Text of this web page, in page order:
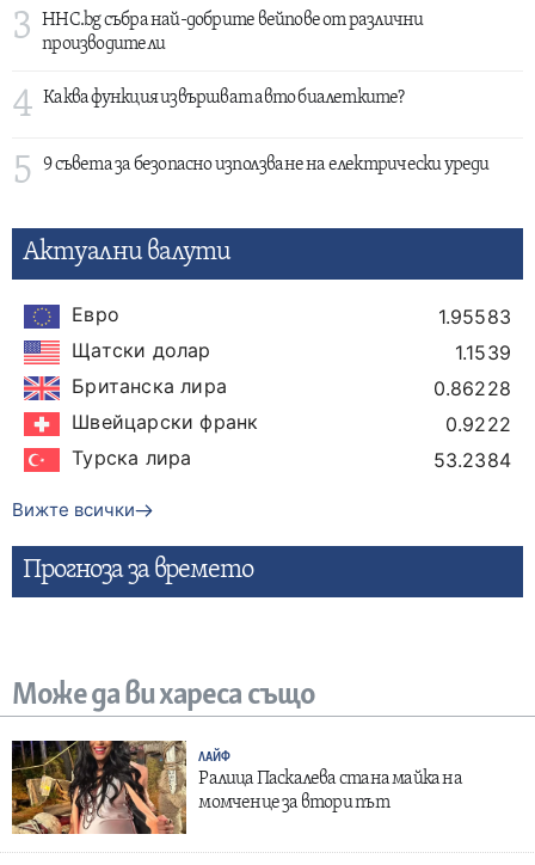
3
HHC.bg събра най-добрите вейпове от различни
производители
4 Каква функция извършват авто биалетките?
5 9 съвета за безопасно използване на електрически уреди
Актуални валути
Евро
1.95583
Щатски долар
1.1539
Британска лира
0.86228
Швейцарски франк
0.9222
Турска лира
53.2384
Вижте всички
Прогнозa за времето
Може да ви хареса също
ЛАЙФ
Ралица Паскалева стана майка на
момченце за втори път